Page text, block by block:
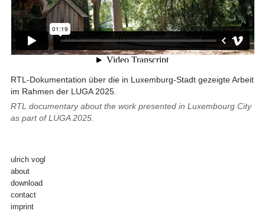
RTL-Dokumentation über die in Luxemburg-Stadt gezeigte Arbeit
im Rahmen der LUGA 2025.
RTL documentary about the work presented in Luxembourg City
as part of LUGA 2025.
ulrich vogl
about
download
contact
imprint